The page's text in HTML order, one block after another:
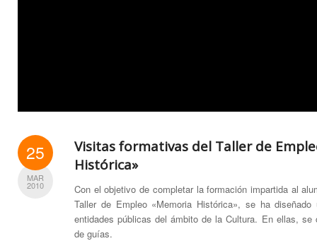
25
MAR
2010
Visitas formativas del Taller de
Histórica»
Con el objetivo de completar la formación impartida al
Taller de Empleo «Memoria Histórica», se ha
entidades públicas del ámbito de la Cultura. En ellas, se
de guías.